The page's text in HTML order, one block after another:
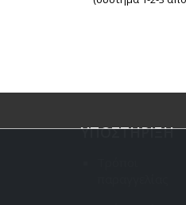
ΥΠΟΣΤΗΡΙΞΗ